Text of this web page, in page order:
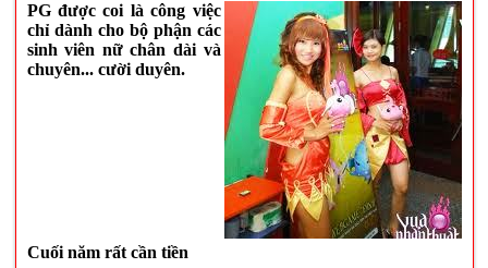
PG được coi là công việc
chỉ dành cho bộ phận các
sinh viên nữ chân dài và
chuyên... cười duyên.
Cuối năm rất cần tiền